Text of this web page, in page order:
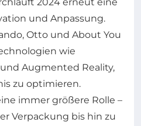
und Anpassung.
Otto und About You
wie
Augmented Reality,
zu optimieren.
immer größere Rolle –
Verpackung bis hin zu